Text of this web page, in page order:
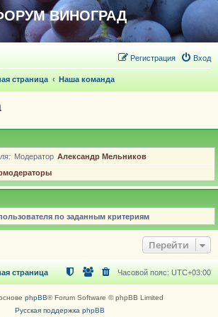
ВИНОГРАД
Вход
Регистрация
страница Наша команда
Модератор Александр Мельников
по заданным критериям
Перейти
страница Часовой пояс: UTC+03:00
phpBB® Forum Software © phpBB Limited
Русская поддержка phpBB